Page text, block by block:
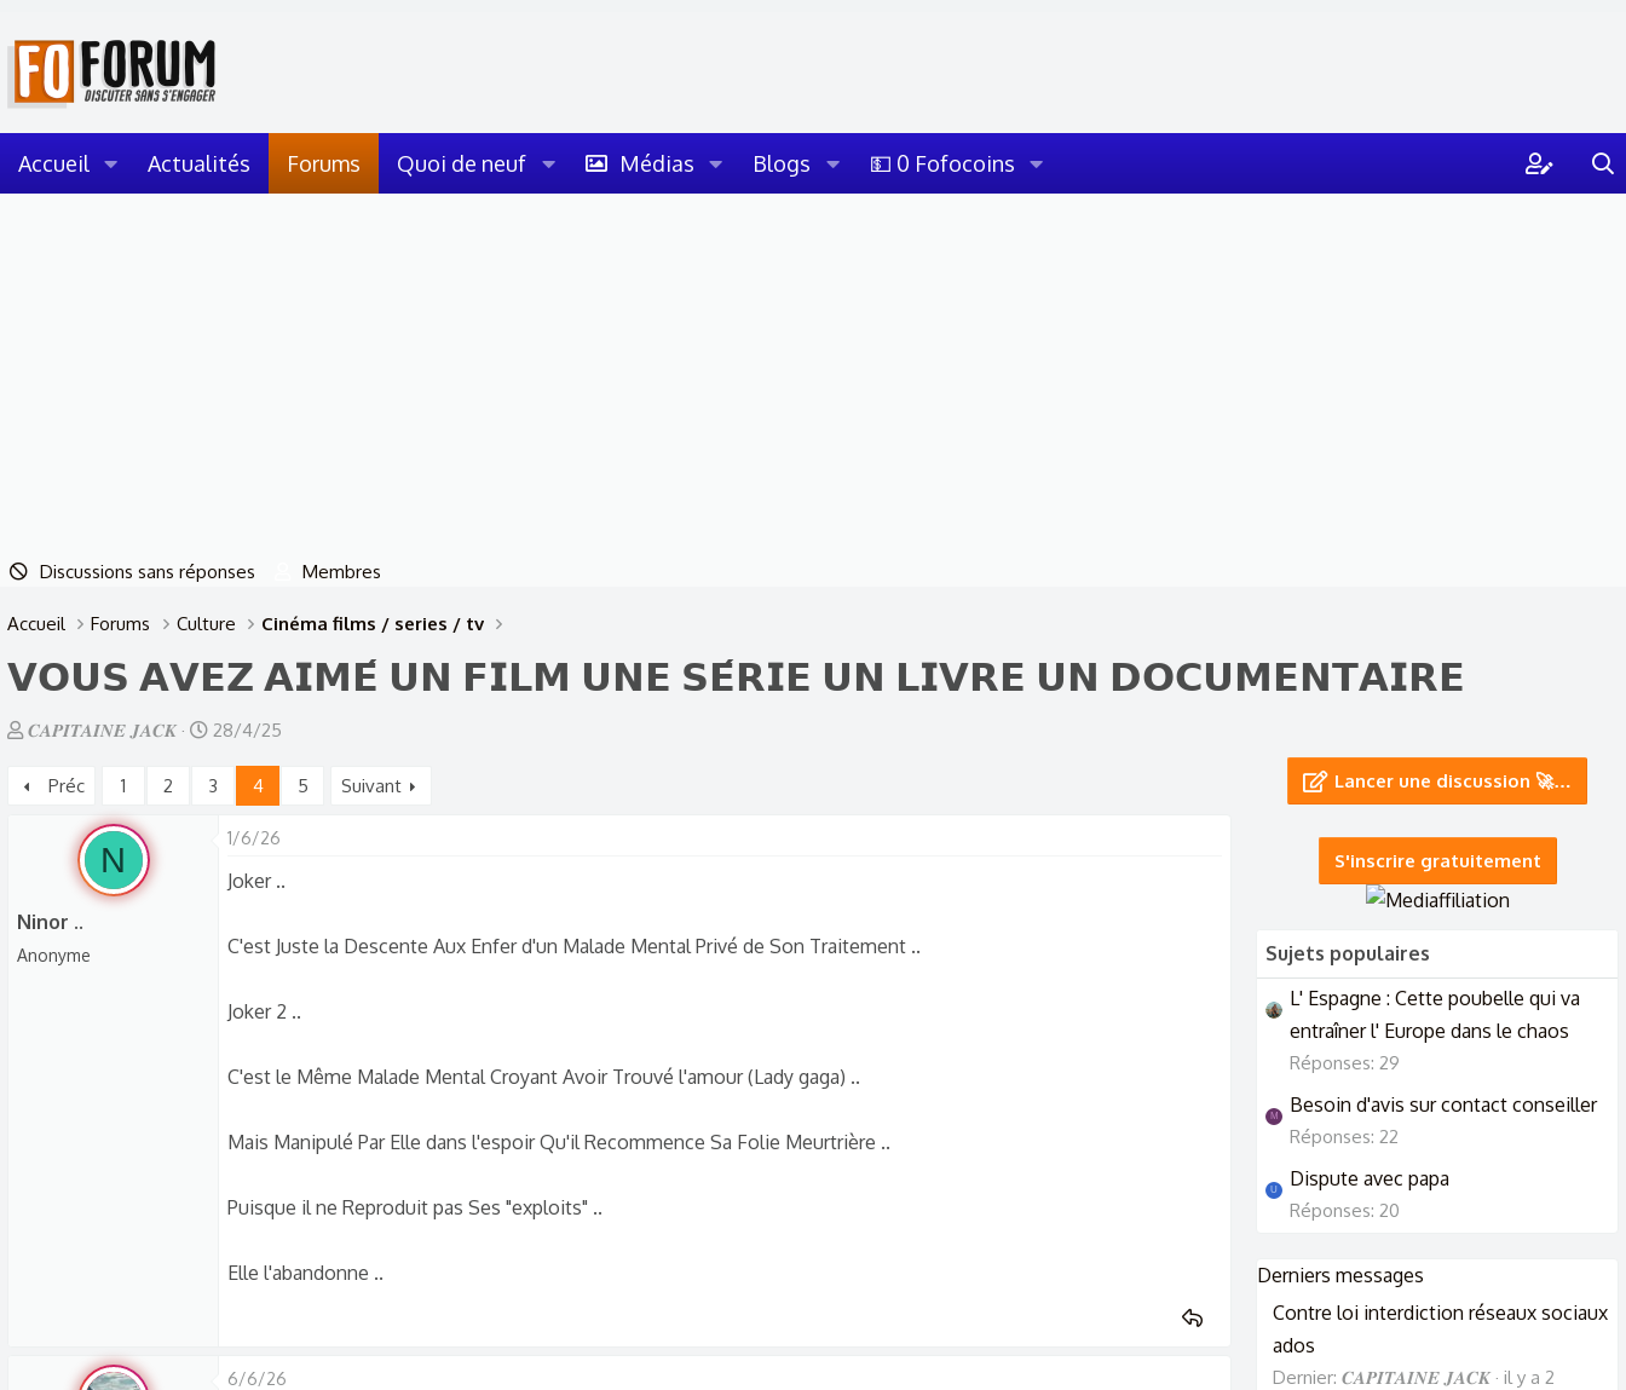
Accueil Actualités Forums Quoi de neuf Médias Blogs 💵 0 Fofocoins
Discussions sans réponses Membres
Accueil Forums Culture Cinéma films / series / tv
𝗩𝗢𝗨𝗦 𝗔𝗩𝗘𝗭 𝗔𝗜𝗠𝗘́ 𝗨𝗡 𝗙𝗜𝗟𝗠 𝗨𝗡𝗘 𝗦𝗘́𝗥𝗜𝗘 𝗨𝗡 𝗟𝗜𝗩𝗥𝗘 𝗨𝗡 𝗗𝗢𝗖𝗨𝗠𝗘𝗡𝗧𝗔𝗜𝗥𝗘
A
t
d
𝑪𝑨𝑷𝑰𝑻𝑨𝑰𝑵𝑬 𝑱𝑨𝑪𝑲
D
t
28/4/25
Préc 1 2 3 4 5 Suivant
N
Ninor ..
Anonyme
1/6/26
Joker ..
C'est Juste la Descente Aux Enfer d'un Malade Mental Privé de Son Traitement ..
Joker 2 ..
C'est le Même Malade Mental Croyant Avoir Trouvé l'amour (Lady gaga) ..
Mais Manipulé Par Elle dans l'espoir Qu'il Recommence Sa Folie Meurtrière ..
Puisque il ne Reproduit pas Ses "exploits" ..
Elle l'abandonne ..
6/6/26
Lancer une discussion 🚀…
S'inscrire gratuitement
Sujets populaires
L' Espagne : Cette poubelle qui va
entraîner l' Europe dans le chaos
Réponses: 29
M Besoin d'avis sur contact conseiller
Réponses: 22
U Dispute avec papa
Réponses: 20
Derniers messages
Contre loi interdiction réseaux sociaux
ados
Dernier: 𝑪𝑨𝑷𝑰𝑻𝑨𝑰𝑵𝑬 𝑱𝑨𝑪𝑲 il y a 2